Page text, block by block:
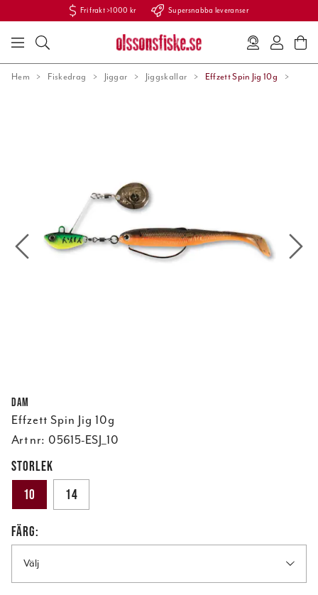
Fri frakt >1000 kr Supersnabba leveranser
Hem Fiskedrag Jiggar Jiggskallar Effzett Spin Jig 10g
DAM
Effzett Spin Jig 10g
Art nr: 05615-ESJ_10
STORLEK
10
14
FÄRG:
Välj